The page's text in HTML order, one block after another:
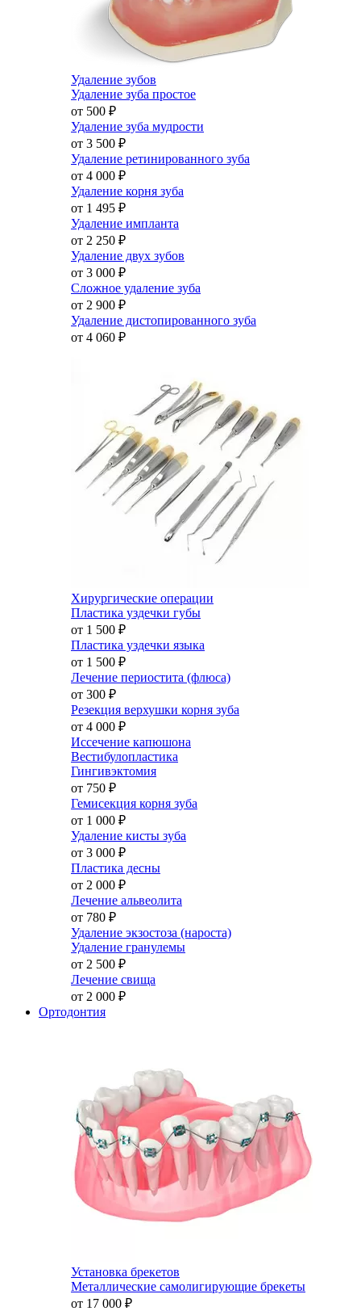
Удаление зубов
Удаление зуба простое
от 500 ₽
Удаление зуба мудрости
от 3 500 ₽
Удаление ретинированного зуба
от 4 000 ₽
Удаление корня зуба
от 1 495 ₽
Удаление импланта
от 2 250 ₽
Удаление двух зубов
от 3 000 ₽
Сложное удаление зуба
от 2 900 ₽
Удаление дистопированного зуба
от 4 060 ₽
Хирургические операции
Пластика уздечки губы
от 1 500 ₽
Пластика уздечки языка
от 1 500 ₽
Лечение периостита (флюса)
от 300 ₽
Резекция верхушки корня зуба
от 4 000 ₽
Иссечение капюшона
Вестибулопластика
Гингивэктомия
от 750 ₽
Гемисекция корня зуба
от 1 000 ₽
Удаление кисты зуба
от 3 000 ₽
Пластика десны
от 2 000 ₽
Лечение альвеолита
от 780 ₽
Удаление экзостоза (нароста)
Удаление гранулемы
от 2 500 ₽
Лечение свища
от 2 000 ₽
Ортодонтия
Установка брекетов
Металлические самолигирующие брекеты
от 17 000 ₽